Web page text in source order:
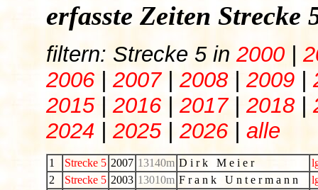
erfasste Zeiten Strecke
filtern: Strecke 5 in 2000 |
2006| 2007| 2008 | 2009 |
2015| 2016| 2017| 2018 |
2024 | 2025| 2026 | alle
1 Strecke 5 2007 13140m D i r k M e i e r
2
Strecke 5 2003 13010m F r a n k U n t e r m a n n